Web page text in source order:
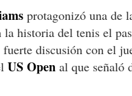
protagonizó una de
la historia del tenis el
fuerte discusión con el
US Open al que señaló